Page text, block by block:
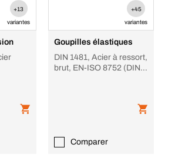
+13
variantes
+45
variantes
Goupilles élastiques
DIN 1481, Acier à ressort,
brut, EN-ISO 8752 (DIN
Comparer